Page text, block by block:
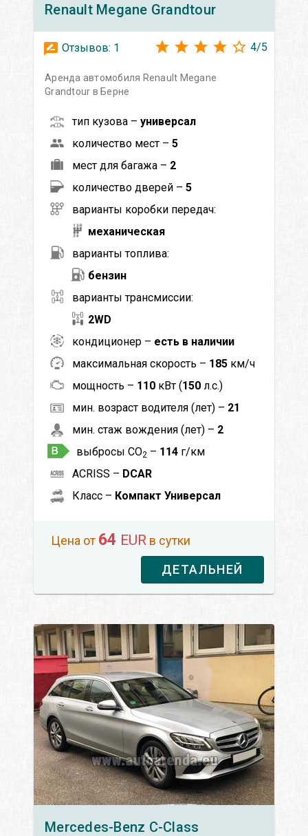
Renault Megane Grandtour
Отзывов: 1 4/5
Аренда автомобиля Renault Megane
Grandtour в Берне
тип кузова – универсал
количество мест – 5
мест для багажа – 2
количество дверей – 5
варианты коробки передач:
механическая
варианты топлива:
бензин
варианты трансмиссии:
2WD
кондиционер – есть в наличии
максимальная скорость – 185 км/ч
мощность – 110 кВт (150 л.с.)
мин. возраст водителя (лет) – 21
мин. стаж вождения (лет) – 2
выбросы CO2 – 114 г/км
ACRISS – DCAR
Класс – Компакт Универсал
Цена от 64 EUR в сутки
ДЕТАЛЬНЕЙ
Mercedes-Benz C-Class